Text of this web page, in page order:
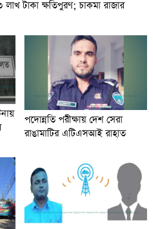
লাখ টাকা ক্ষতিপুরণ; চাকমা রাজার
পদোন্নতি পরীক্ষায় দেশ সেরা
রাঙামাটির এটিএসআই রাহাত